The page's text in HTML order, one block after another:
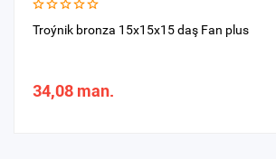
Troýnik bronza 15x15x15 daş Fan plus
34,08 man.